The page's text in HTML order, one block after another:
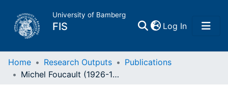
University of Bamberg
FIS Log In(current)
Home
Home Research Outputs
Publications
Michel Foucault (1926-1984), Sexualität und Wahrheit, Bd. 1-3 (1976/1984)